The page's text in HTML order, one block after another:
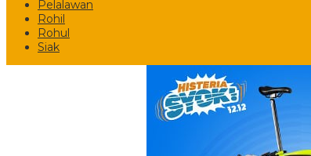
Pelalawan
Rohil
Rohul
Siak